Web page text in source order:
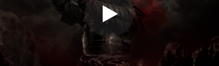
04:06
Alma Perdida